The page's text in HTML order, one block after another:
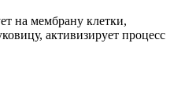
на мембрану клетки,
активизирует процесс